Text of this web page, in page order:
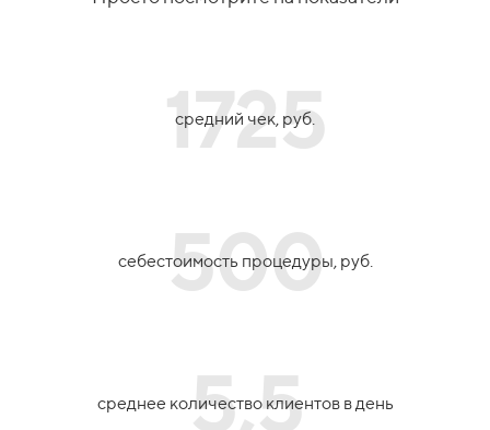
1725
средний чек, руб.
500
себестоимость процедуры, руб.
5,5
среднее количество клиентов в день